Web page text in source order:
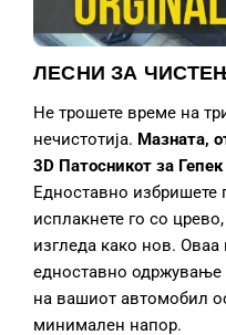
ЛЕСНИ ЗА
Не трошете време на
нечистотија. Мазната,
3D Патосникот за Гепек
Едноставно избришете
исплакнете го со
изгледа како нов. Оваа
едноставно одржување
на вашиот автомобил
минимален напор.